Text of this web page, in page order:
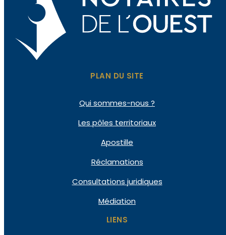
PLAN DU SITE
Quisommes-nous ?
Les pôles territoriaux
Apostille
Réclamations
Consultations juridiques
Médiation
LIENS